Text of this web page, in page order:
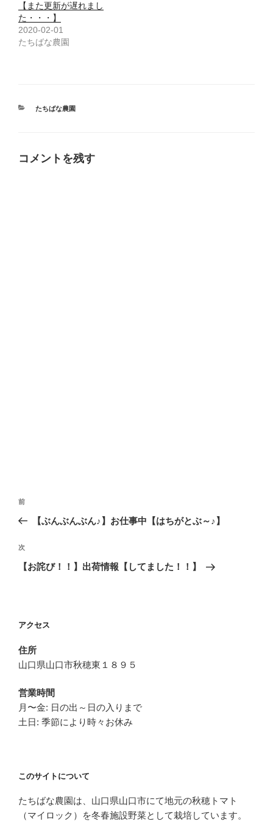
【また更新が遅れまし
た・・・】
2020-02-01
たちばな農園
カ
たちばな農園
コメントを残す
投
ビ
ゲ
ン
前
の
稿
前
【ぶんぶんぶん♪】お仕事中【はちがとぶ～♪】
次
の
次
【お詫び！！】出荷情報【してました！！】
アクセス
住所
山口県山口市秋穂東１８９５
営業時間
月〜金: 日の出～日の入りまで
土日: 季節により時々お休み
このサイトについて
たちばな農園は、山口県山口市にて地元の秋穂トマト
（マイロック）を冬春施設野菜として栽培しています。